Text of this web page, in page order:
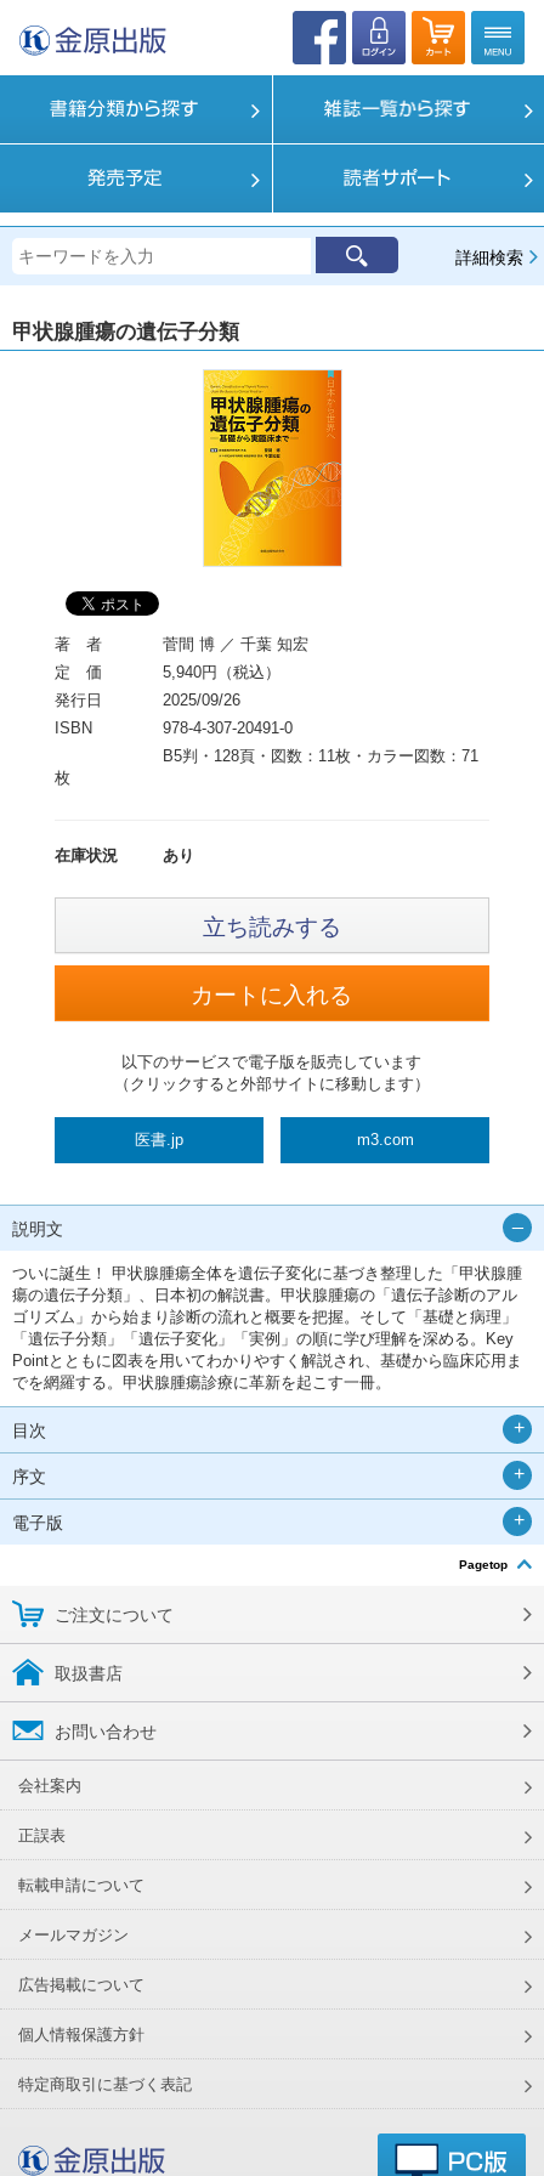
詳細検索
甲状腺腫瘍の遺伝子分類
著 者
菅間 博 ／ 千葉 知宏
定 価
5,940円（税込）
発行日
2025/09/26
ISBN
978-4-307-20491-0
B5判・128頁・図数：11枚・カラー図数：71
枚
在庫状況 あり
立ち読みする
以下のサービスで電子版を販売しています
（クリックすると外部サイトに移動します）
医書.jp m3.com
説明文
ついに誕生！ 甲状腺腫瘍全体を遺伝子変化に基づき整理した「甲状腺腫
瘍の遺伝子分類」、日本初の解説書。甲状腺腫瘍の「遺伝子診断のアル
ゴリズム」から始まり診断の流れと概要を把握。そして「基礎と病理」
「遺伝子分類」「遺伝子変化」「実例」の順に学び理解を深める。Key
Pointとともに図表を用いてわかりやすく解説され、基礎から臨床応用ま
でを網羅する。甲状腺腫瘍診療に革新を起こす一冊。
目次
序文
電子版
Pagetop
ご注文について
取扱書店
お問い合わせ
会社案内
正誤表
転載申請について
メールマガジン
広告掲載について
個人情報保護方針
特定商取引に基づく表記